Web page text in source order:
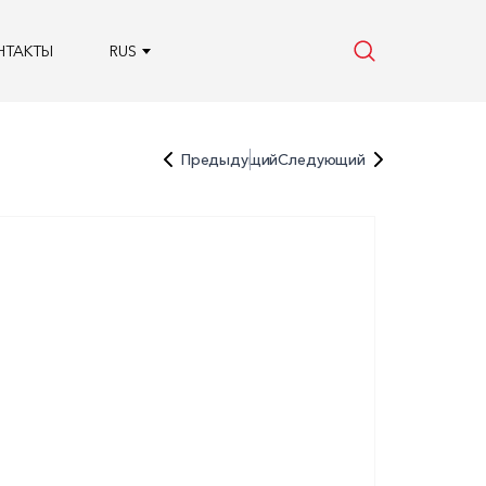
RUS
ПредыдущийСледующий